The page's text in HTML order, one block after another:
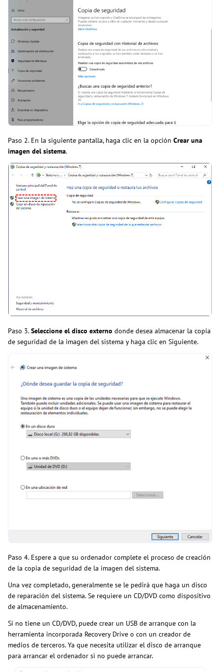
Paso 2. En la siguiente pantalla, haga clic en la opción Crear una
imagen del sistema.
Paso 3.Seleccione el disco externo donde desea almacenar la copia
de seguridad de la imagen del sistema y haga clic en Siguiente.
Paso 4. Espere a que su ordenador complete el proceso de creación
de la copia de seguridad de la imagen del sistema.
Una vez completado, generalmente se le pedirá que haga un disco
de reparación del sistema. Se requiere un CD/DVD como dispositivo
de almacenamiento.
Si no tiene un CD/DVD, puede crear un USB de arranque con la
herramienta incorporada Recovery Drive o con un creador de
medios de terceros. Ya que necesita utilizar el disco de arranque
para arrancar el ordenador si no puede arrancar.